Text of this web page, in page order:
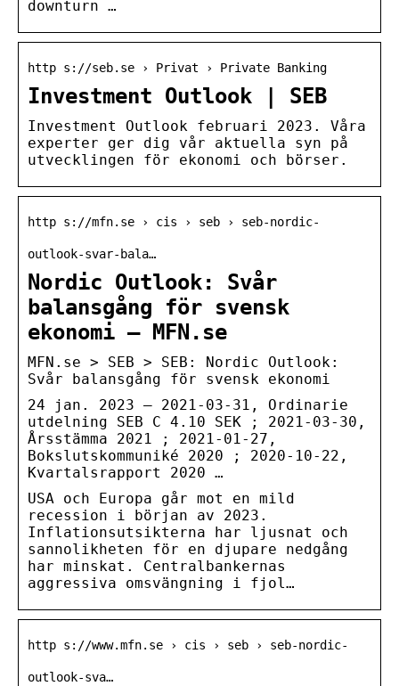
downturn …
http s://seb.se › Privat › Private Banking
Investment Outlook | SEB
Investment Outlook februari 2023. Våra
experter ger dig vår aktuella syn på
utvecklingen för ekonomi och börser.
http s://mfn.se › cis › seb › seb-nordic-
outlook-svar-bala…
Nordic Outlook: Svår
balansgång för svensk
ekonomi – MFN.se
MFN.se > SEB > SEB: Nordic Outlook:
Svår balansgång för svensk ekonomi
24 jan. 2023 — 2021-03-31, Ordinarie
utdelning SEB C 4.10 SEK ; 2021-03-30,
Årsstämma 2021 ; 2021-01-27,
Bokslutskommuniké 2020 ; 2020-10-22,
Kvartalsrapport 2020 …
USA och Europa går mot en mild
recession i början av 2023.
Inflationsutsikterna har ljusnat och
sannolikheten för en djupare nedgång
har minskat. Centralbankernas
aggressiva omsvängning i fjol…
http s://www.mfn.se › cis › seb › seb-nordic-
outlook-sva…